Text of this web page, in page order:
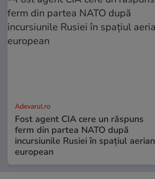
Adevarul.ro
Fost agent CIA cere un răspuns
ferm din partea NATO după
incursiunile Rusiei în spațiul aerian
european